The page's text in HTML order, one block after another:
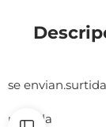
se
unitalla